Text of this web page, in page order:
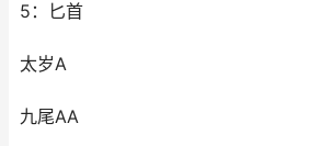
5：匕首
太岁A
九尾AA